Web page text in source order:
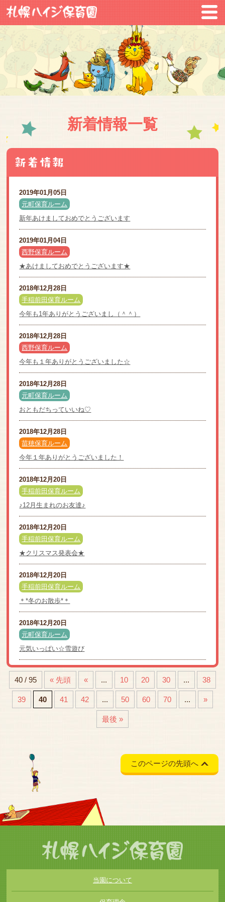
新着情報一覧
2019年01月05日
元町保育ルーム
新年あけましておめでとうございます
2019年01月04日
西野保育ルーム
★あけましておめでとうございます★
2018年12月28日
手稲前田保育ルーム
今年も1年ありがとうございまし（＾＾）
2018年12月28日
西野保育ルーム
今年も１年ありがとうございました☆
2018年12月28日
元町保育ルーム
おともだちっていいね♡
2018年12月28日
苗穂保育ルーム
今年１年ありがとうございました！
2018年12月20日
手稲前田保育ルーム
♪12月生まれのお友達♪
2018年12月20日
手稲前田保育ルーム
★クリスマス発表会★
2018年12月20日
手稲前田保育ルーム
＊*冬のお散歩*＊
2018年12月20日
元町保育ルーム
元気いっぱい☆雪遊び
40 / 95 « 先頭 « ... 10 20 30 ... 38
39 40 41 42 ... 50 60 70 ... »
最後 »
このページの先頭へ
当園について